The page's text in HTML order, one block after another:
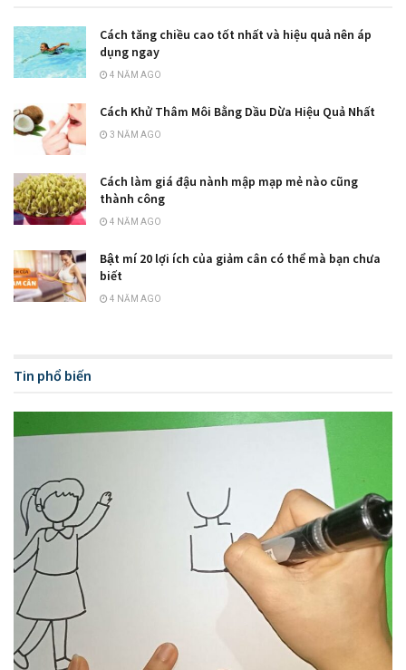
Cách tăng chiều cao tốt nhất và hiệu quả nên áp
dụng ngay
4 NĂM AGO
Cách Khử Thâm Môi Bằng Dầu Dừa Hiệu Quả Nhất
3 NĂM AGO
Cách làm giá đậu nành mập mạp mẻ nào cũng
thành công
4 NĂM AGO
Bật mí 20 lợi ích của giảm cân có thể mà bạn chưa
biết
4 NĂM AGO
Tin phổ biến